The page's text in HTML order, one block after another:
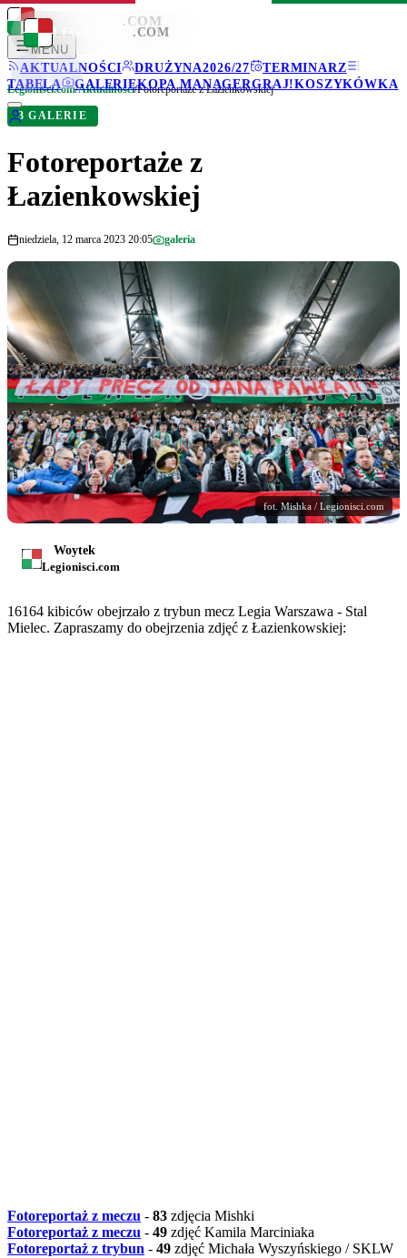
LEGIONISCI .COM
MENU
AKTUALNOŚCI
DRUŻYNA2026/27
TERMINARZ
TABELA
GALERIEKOPA MANAGERGRAJ!KOSZYKÓWKA
LEGIONISCI .COM
Legionisci.com/Aktualności/Fotoreportaże z Łazienkowskiej
3 GALERIE
Fotoreportaże z
Łazienkowskiej
niedziela, 12 marca 2023 20:05 galeria
fot. Mishka / Legionisci.com
Woytek
Legionisci.com
16164 kibiców obejrzało z trybun mecz Legia Warszawa - Stal
Mielec. Zapraszamy do obejrzenia zdjęć z Łazienkowskiej:
Fotoreportaż z meczu - 83 zdjęcia Mishki
Fotoreportaż z meczu - 49 zdjęć Kamila Marciniaka
Fotoreportaż z trybun - 49 zdjęć Michała Wyszyńskiego / SKLW